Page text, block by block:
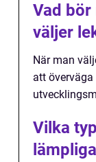
Vad bör
väljer
När man
att
Vilka